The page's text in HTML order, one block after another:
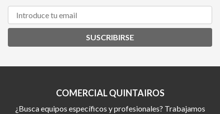
SUSCRIBIRSE
COMERCIAL QUINTAIROS
¿Busca equipos específicos y profesionales? Trabajamos